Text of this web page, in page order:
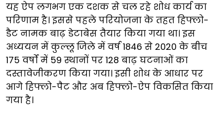
यह ऐप लगभग एक दशक से चल रहे शोध कार्य का
परिणाम है। इससे पहले परियोजना के तहत हिफ्लो-
डैट नामक बाढ़ डेटाबेस तैयार किया गया था। इस
अध्ययन में कुल्लू जिले में वर्ष 1846 से 2020 के बीच
175 वर्षों में 59 स्थानों पर 128 बाढ़ घटनाओं का
दस्तावेजीकरण किया गया। इसी शोध के आधार पर
आगे हिफ्लो-पैट और अब हिफ्लो-ऐप विकसित किया
गया है।